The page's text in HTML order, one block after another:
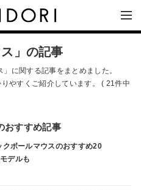
」の記事
に関する記事をまとめました。
やすくご紹介しています。 ( 21件中
おすすめ記事
クボールマウスのおすすめ20
デルも